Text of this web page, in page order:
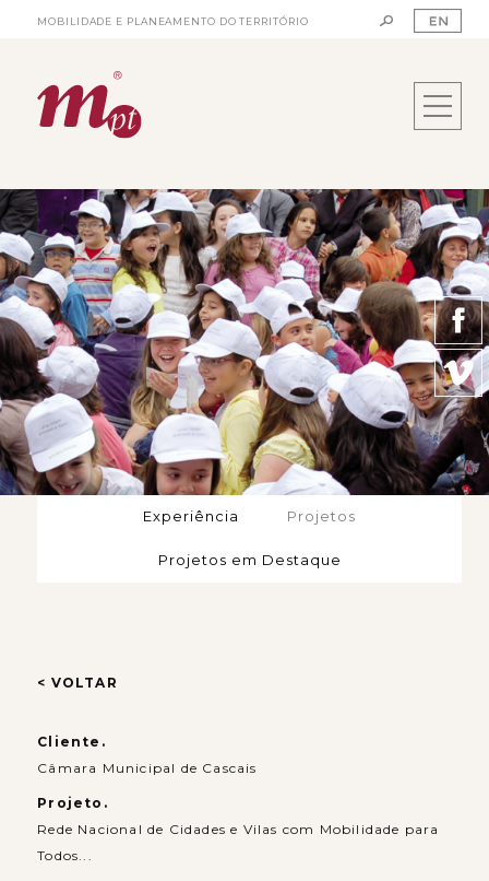
MOBILIDADE E PLANEAMENTO DO TERRITÓRIO
Experiência Projetos
Projetos em Destaque
< VOLTAR
Cliente.
Câmara Municipal de Cascais
Projeto.
Rede Nacional de Cidades e Vilas com Mobilidade para
Todos...